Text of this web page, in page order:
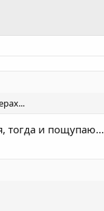
тогда и пощупаю...